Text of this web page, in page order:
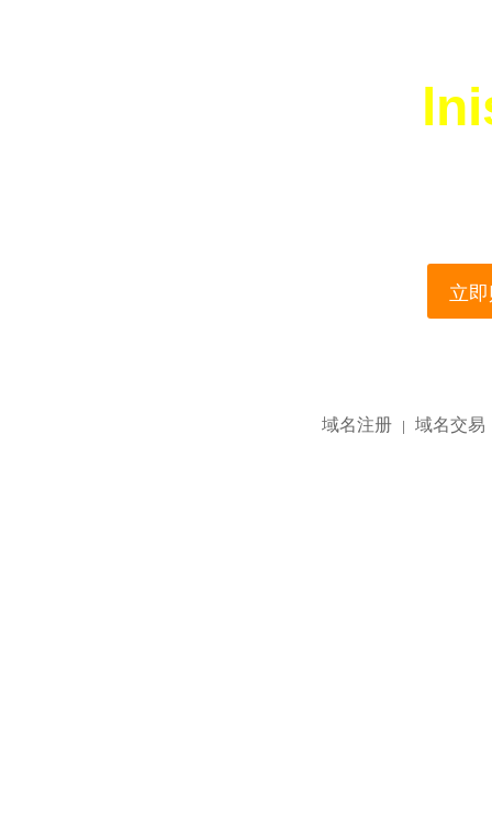
立
域名注册 | 域名交易